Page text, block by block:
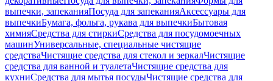
выпечки, запеканияПосуда для запеканияАксессуары для
выпечкиБумага, фольга, рукава для выпечкиБытовая
химияСредства для стиркиСредства для посудомоечных
машинУниверсальные, специальные чистящие
средстваЧистящие средства для стекол и зеркалЧистящие
средства для ванной и туалетаЧистящие средства для
кухниСредства для мытья посудыЧистящие средства для